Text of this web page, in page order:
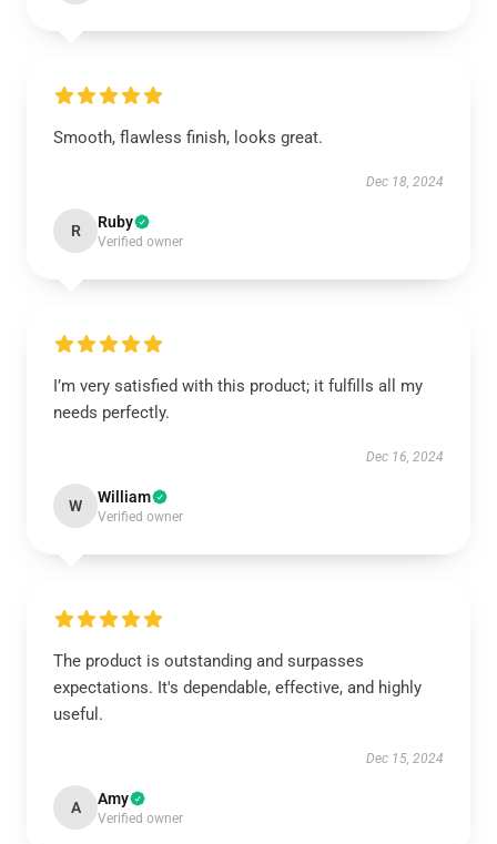
Smooth, flawless finish, looks great.
Dec 18, 2024
R Ruby
Verified owner
I’m very satisfied with this product; it fulfills all my
needs perfectly.
Dec 16, 2024
W William
Verified owner
The product is outstanding and surpasses
expectations. It's dependable, effective, and highly
useful.
Dec 15, 2024
A Amy
Verified owner